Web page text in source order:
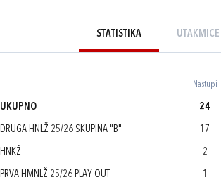
STATISTIKA UTAKMICE
Nastupi
UKUPNO 24
DRUGA HNLŽ 25/26 SKUPINA "B" 17
HNKŽ 2
PRVA HMNLŽ 25/26 PLAY OUT 1